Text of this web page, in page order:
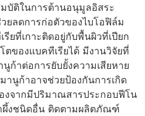
ติในการต้านอนุมูลอิสระ
ยลดการก่อตัวของไบโอฟิล์ม
ยที่เกาะติดอยู่กับพื้นผิวที่เปียก
ตของแบคทีเรียได้ มีงานวิจัยที่
ก้าต่อการยับยั้งความเสียหาย
านูก้าอาจช่วยป้องกันการเกิด
งจากมีปริมาณสารประกอบฟีโน
ผึ้งชนิดอื่น ติดตามผลิตภัณฑ์